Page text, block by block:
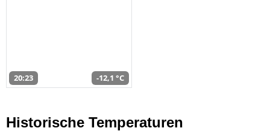
20:23 -12,1 °C
Historische Temperaturen